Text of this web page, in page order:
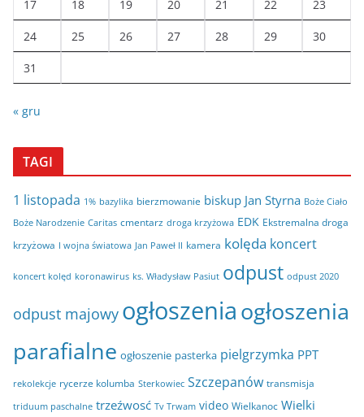
17 18 19 20 21 22 23
24 25 26 27 28 29 30
31
« gru
TAGI
1 listopada 1% bazylika bierzmowanie biskup Jan Styrna Boże Ciało
Boże Narodzenie Caritas cmentarz droga krzyżowa EDK Ekstremalna droga
krzyżowa I wojna światowa Jan Paweł II kamera kolęda koncert
koncert kolęd koronawirus ks. Władysław Pasiut odpust odpust 2020
odpust majowy ogłoszeniaogłoszenia
parafialne ogłoszenie pasterka pielgrzymka PPT
rekolekcje rycerze kolumba Sterkowiec Szczepanów transmisja
triduum paschalne trzeźwosć Tv Trwam video Wielkanoc Wielki